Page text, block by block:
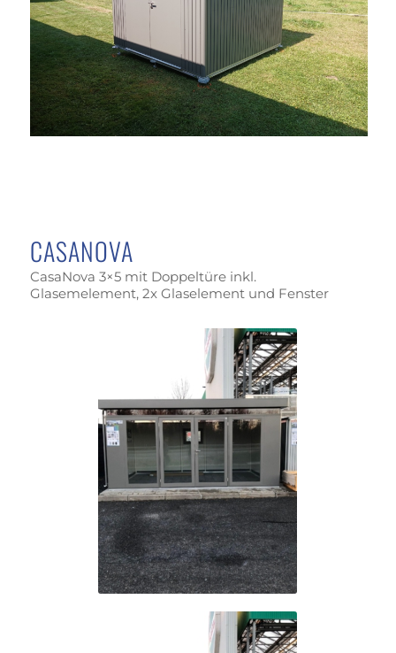
CASANOVA
CasaNova 3×5 mit Doppeltüre inkl.
Glasemelement, 2x Glaselement und Fenster